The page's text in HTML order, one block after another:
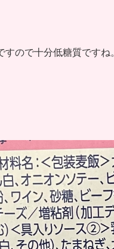
ので十分低糖質ですね。